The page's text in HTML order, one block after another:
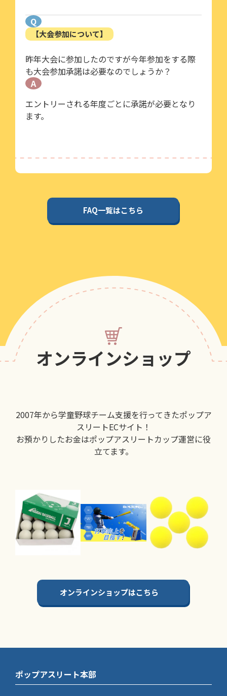
Q
【大会参加について】
昨年大会に参加したのですが今年参加をする際
も大会参加承諾は必要なのでしょうか？
A
エントリーされる年度ごとに承諾が必要となり
ます。
FAQ一覧はこちら
オンラインショップ
2007年から学童野球チーム支援を行ってきたポップア
スリートECサイト！
お預かりしたお金はポップアスリートカップ運営に役
立てます。
オンラインショップはこちら
ポップアスリート本部